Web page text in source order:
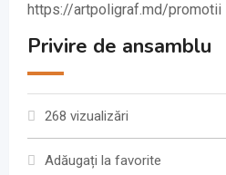
https://artpoligraf.md/promotii
Privire de ansamblu
268 vizualizări
Adăugați la favorite